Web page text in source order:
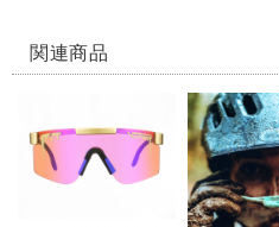
関連商品